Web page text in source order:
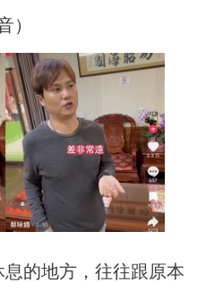
）
的地方，往往跟原本